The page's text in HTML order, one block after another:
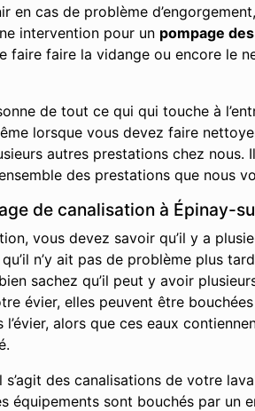
en cas de problème
intervention pour un pompage
faire faire la vidange ou encore le
de tout ce qui qui touche à
lorsque vous devez faire
autres prestations chez
des prestations que nous
de canalisation à Épinay-
vous devez savoir qu’il y a
n’y ait pas de problème plus
sachez qu’il peut y avoir
évier, elles peuvent être
l’évier, alors que ces eaux
s’agit des canalisations de votre
équipements sont bouchés par un